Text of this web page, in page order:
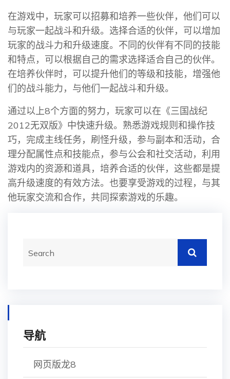
在游戏中，玩家可以招募和培养一些伙伴，他们可以
与玩家一起战斗和升级。选择合适的伙伴，可以增加
玩家的战斗力和升级速度。不同的伙伴有不同的技能
和特点，可以根据自己的需求选择适合自己的伙伴。
在培养伙伴时，可以提升他们的等级和技能，增强他
们的战斗能力，与他们一起战斗和升级。
通过以上8个方面的努力，玩家可以在《三国战纪
2012无双版》中快速升级。熟悉游戏规则和操作技
巧，完成主线任务，刷怪升级，参与副本和活动，合
理分配属性点和技能点，参与公会和社交活动，利用
游戏内的资源和道具，培养合适的伙伴，这些都是提
高升级速度的有效方法。也要享受游戏的过程，与其
他玩家交流和合作，共同探索游戏的乐趣。
导航
网页版龙8